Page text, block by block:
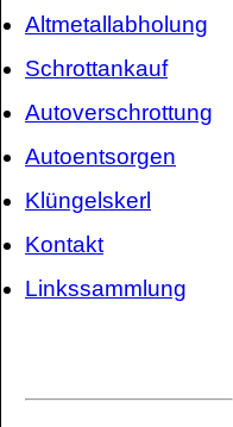
Altmetallabholung
Schrottankauf
Autoverschrottung
Autoentsorgen
Klüngelskerl
Kontakt
Linkssammlung